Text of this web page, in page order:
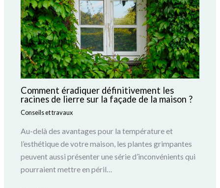
Comment éradiquer définitivement les
racines de lierre sur la façade de la maison ?
Conseils et travaux
Au-delà des avantages pour la température et
l’esthétique de votre maison, les plantes grimpantes
peuvent aussi présenter une série d’inconvénients qui
pourraient mettre en péril…